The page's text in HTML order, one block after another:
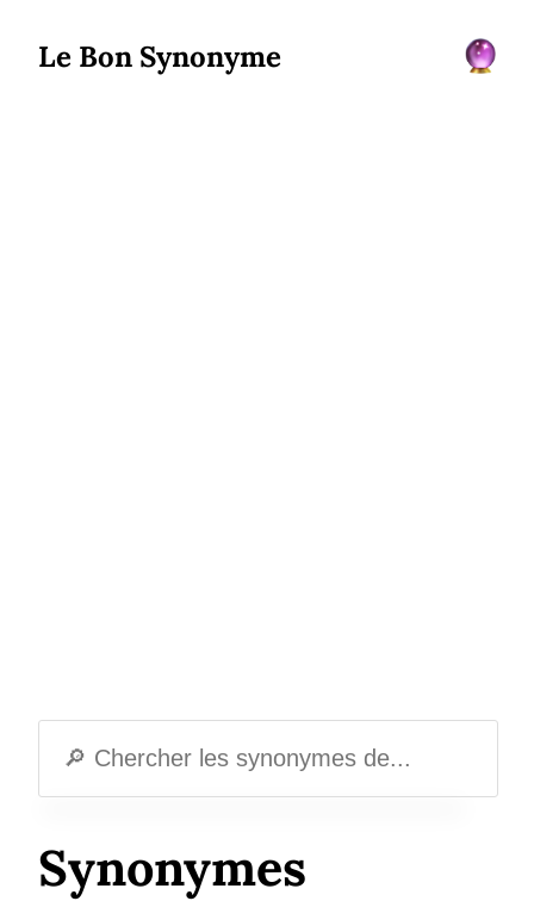
Le Bon Synonyme
Synonymes